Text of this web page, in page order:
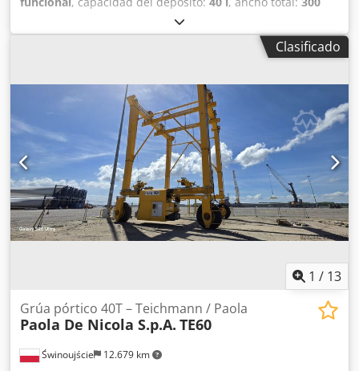
, material de la pared:
inoxidable, presión de funcionamiento:5 bar,
, Depósito de presión de acero
Última aplicación: Industria farmacéutica Volumen: 40 L
Tipo: Vertical sobre carro con ruedas Altura de las ruedas:
80 mm Material (en contacto con el producto): 1.4301 / AISI
304 Ejecución: De pared simple Tapa domo: 80x97 mm
Presión de trabajo según placa de características: 5 bar
Dimensiones del depósito: Diámetro exterior: 300 mm
Dksdpfxjza Eicj Alaor Altura cilíndrica: 500 mm Altura total:
930 mm Anchura total: 450 mm Longitud total: 470 mm
Materiales: Interior: 1.4301 / AISI 304 Exterior: 1.4301 / AISI
304 Equipamiento: Placa de características: Sí
Clasificado
1 / 13
Świnoujście 12.679 km
Grúa pórtico 40T – Teichmann / Paola
Paola De Nicola S.p.A. TE60